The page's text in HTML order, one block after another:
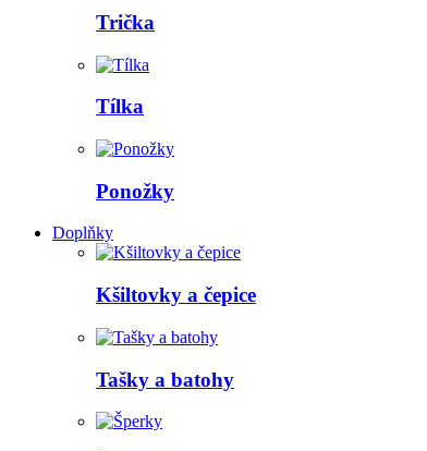
Trička
Tílka
Ponožky
Doplňky
Kšiltovky a čepice
Tašky a batohy